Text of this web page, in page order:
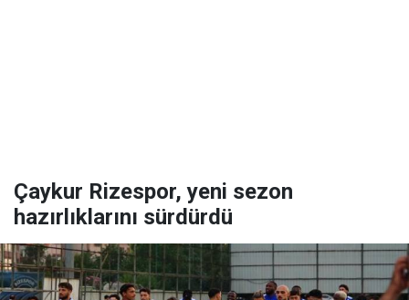
Çaykur Rizespor, yeni sezon
hazırlıklarını sürdürdü